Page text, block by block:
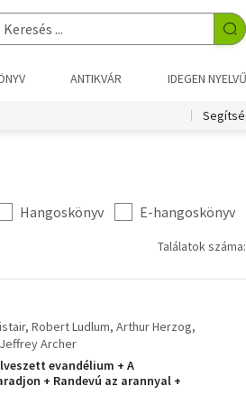
ANTIKVÁR IDEGEN NYELVŰ
Hangoskönyv E-hangoskönyv
Találatok
Robert Ludlum Arthur Herzog
Jeffrey Archer
evandélium + A
+ Randevú az arannyal +